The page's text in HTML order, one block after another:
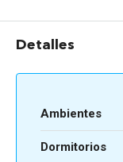
Detalles
Dormitorios
Ambientes